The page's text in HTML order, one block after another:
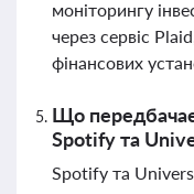
моніторингу
через сервіс
фінансових
Що
Spotify та
Spotify та